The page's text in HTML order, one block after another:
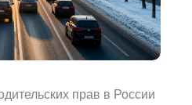
прав в России